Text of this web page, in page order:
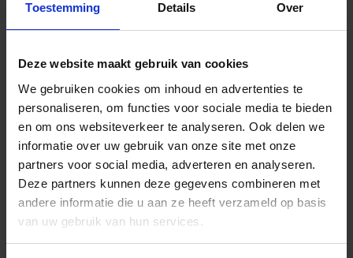
Toestemming Details Over
Deze website maakt gebruik van cookies
We gebruiken cookies om inhoud en advertenties te
personaliseren, om functies voor sociale media te bieden
en om ons websiteverkeer te analyseren. Ook delen we
informatie over uw gebruik van onze site met onze
partners voor social media, adverteren en analyseren.
Deze partners kunnen deze gegevens combineren met
andere informatie die u aan ze heeft verzameld op basis
van uw gebruik van hun services.